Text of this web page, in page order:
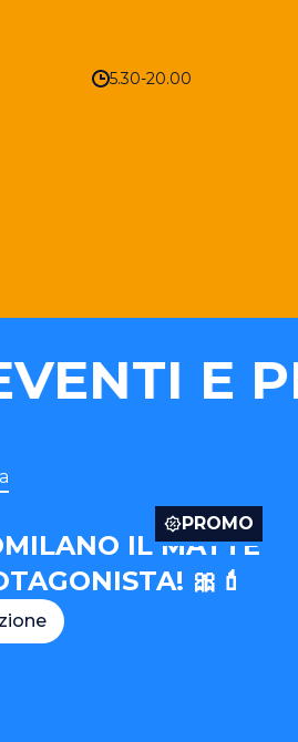
5.30-20.00
E
PROMO
IL MATTE
🎀💄